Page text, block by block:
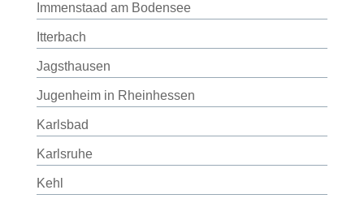
Immenstaad am Bodensee
Itterbach
Jagsthausen
Jugenheim in Rheinhessen
Karlsbad
Karlsruhe
Kehl